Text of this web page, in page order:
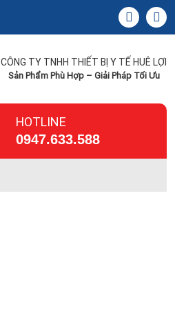
CÔNG TY TNHH THIẾT BỊ Y TẾ HUÊ LỢI
Sản Phẩm Phù Hợp – Giải Pháp Tối Ưu
HOTLINE
0947.633.588